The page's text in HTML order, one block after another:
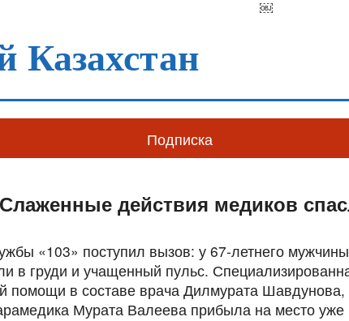
￼
Казахстан
Подписка
Слаженные действия медиков
«103» поступил вызов: у 67-летнего
в груди и учащенный пульс.
помощи в составе врача Дилмурата
Мурата Валеева прибыла на место уже